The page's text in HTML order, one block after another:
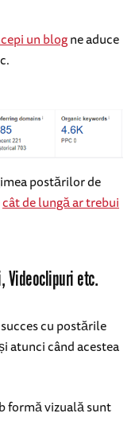
un blogne aduce
postărilor de
cât de lungă ar trebui
Videoclipuri etc.
cu postările
atunci când acestea
formă vizuală sunt